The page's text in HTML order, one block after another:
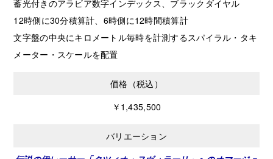
蓄光付きのアラビア数字インデックス、ブラックダイヤル
12時側に30分積算計、6時側に12時間積算計
文字盤の中央にキロメートル毎時を計測するスパイラル・タキ
メーター・スケールを配置
価格（税込）
￥1,435,500
バリエーション